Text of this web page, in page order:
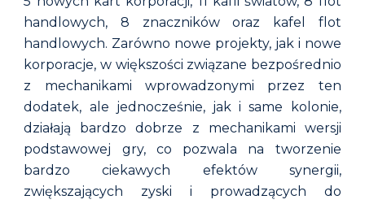
handlowych, 8 znaczników oraz kafel flot
handlowych. Zarówno nowe projekty, jak i nowe
korporacje, w większości związane bezpośrednio
z mechanikami wprowadzonymi przez ten
dodatek, ale jednocześnie, jak i same kolonie,
działają bardzo dobrze z mechanikami wersji
podstawowej gry, co pozwala na tworzenie
bardzo ciekawych efektów synergii,
zwiększających zyski i prowadzących do